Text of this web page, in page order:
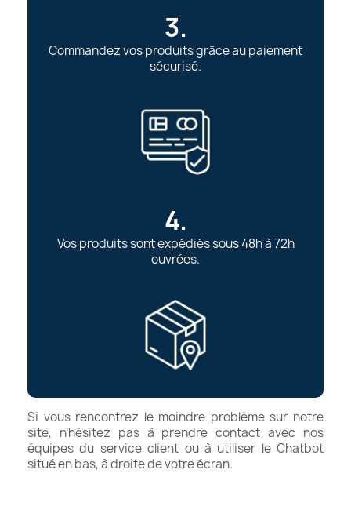
3.
Commandez vos produits grâce au paiement
sécurisé.
4.
Vos produits sont expédiés sous 48h à 72h
ouvrées.
Si vous rencontrez le moindre problème sur notre
site, n’hésitez pas à prendre contact avec nos
équipes du service client ou à utiliser le Chatbot
situé en bas, à droite de votre écran.